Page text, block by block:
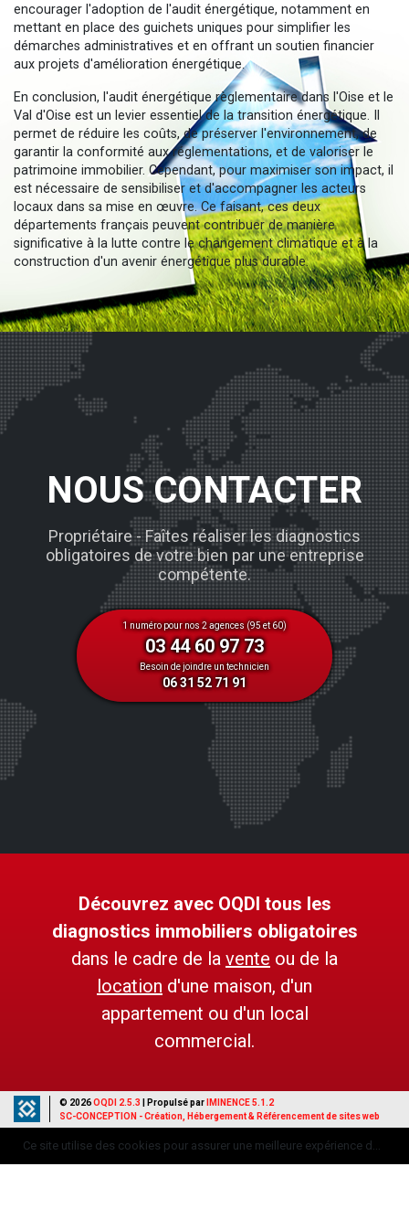
encourager l'adoption de l'audit énergétique, notamment en
mettant en place des guichets uniques pour simplifier les
démarches administratives et en offrant un soutien financier
aux projets d'amélioration énergétique.
En conclusion, l'audit énergétique règlementaire dans l'Oise et le
Val d'Oise est un levier essentiel de la transition énergétique. Il
permet de réduire les coûts, de préserver l'environnement, de
garantir la conformité aux réglementations, et de valoriser le
patrimoine immobilier. Cependant, pour maximiser son impact, il
est nécessaire de sensibiliser et d'accompagner les acteurs
locaux dans sa mise en œuvre. Ce faisant, ces deux
départements français peuvent contribuer de manière
significative à la lutte contre le changement climatique et à la
construction d'un avenir énergétique plus durable.
NOUS CONTACTER
Propriétaire - Faîtes réaliser les diagnostics
obligatoires de votre bien par une entreprise
compétente.
1 numéro pour nos 2 agences (95 et 60)
03 44 60 97 73
Besoin de joindre un technicien
06 31 52 71 91
Découvrez avec OQDI tous les
diagnostics immobiliers obligatoires
dans le cadre de la vente ou de la
location d'une maison, d'un
appartement ou d'un local
commercial.
© 2026OQDI 2.5.3 | Propulsé par
IMINENCE 5.1.2
SC-CONCEPTION - Création, Hébergement & Référencement de sites web
Mentions légales
Données personnelles
Ce site utilise des cookies pour assurer une meilleure expérience de navigation.